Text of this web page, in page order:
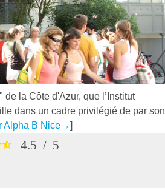
de la Côte d'Azur, que l’Institut
dans un cadre privilégié de par son
Alpha B Nice→
4.5 / 5